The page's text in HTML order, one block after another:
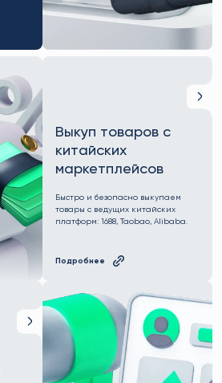
Выкуп товаров с
китайских
маркетплейсов
Быстро и безопасно выкупаем
товары с ведущих китайских
платформ: 1688, Taobao, Alibaba.
Подробнее